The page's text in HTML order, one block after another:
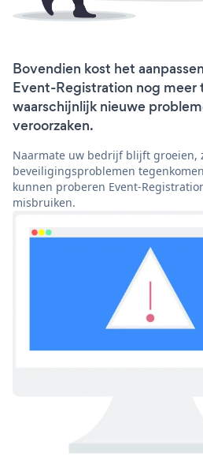
Bovendien kost het
Event-Registration nog meer
waarschijnlijk nieuwe
veroorzaken.
Naarmate uw bedrijf blijft groeien,
beveiligingsproblemen
kunnen proberen Event-
misbruiken.